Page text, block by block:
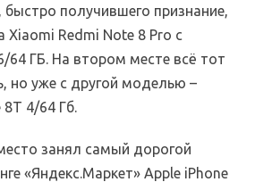
получившего признание,
Xiaomi Redmi Note 8 Pro с
ГБ. На втором месте всё тот
но уже с другой моделью –
4/64 Гб.
занял самый дорогой
«Яндекс.Маркет» Apple iPhone